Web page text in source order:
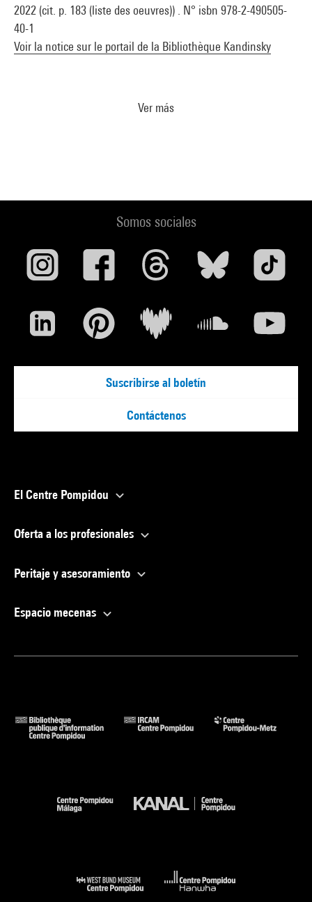
2022 (cit. p. 183 (liste des oeuvres)) . N° isbn 978-2-490505-
40-1
Voir la notice sur le portail de la Bibliothèque Kandinsky
Ver más
Somos sociales
Suscribirse al boletín
Contáctenos
El Centre Pompidou
Oferta a los profesionales
Peritaje y asesoramiento
Espacio mecenas